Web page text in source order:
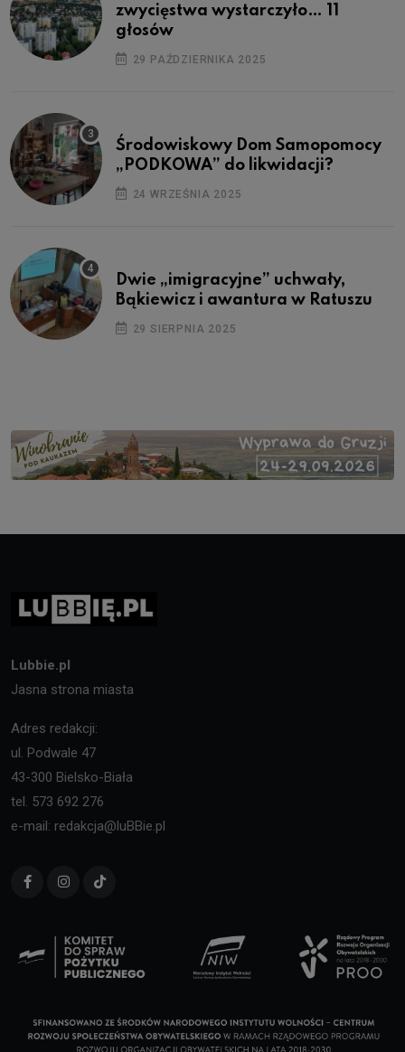
zwycięstwa wystarczyło… 11
głosów
29 PAŹDZIERNIKA 2025
Środowiskowy Dom Samopomocy
„PODKOWA” do likwidacji?
24 WRZEŚNIA 2025
Dwie „imigracyjne” uchwały,
Bąkiewicz i awantura w Ratuszu
29 SIERPNIA 2025
Lubbie.pl
Jasna strona miasta
Adres redakcji:
ul. Podwale 47
43-300 Bielsko-Biała
tel. 573 692 276
e-mail: redakcja@luBBie.pl